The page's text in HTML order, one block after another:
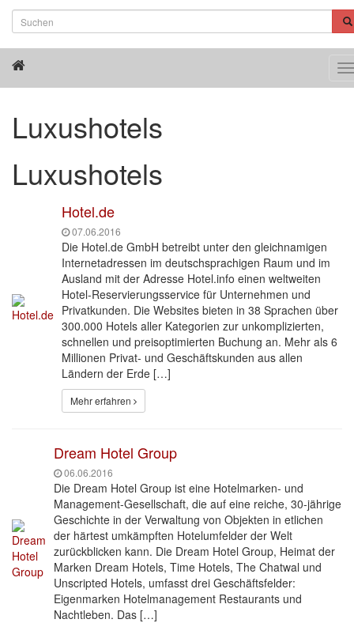
Luxushotels
Luxushotels
Hotel.de
07.06.2016
Die Hotel.de GmbH betreibt unter den gleichnamigen
Internetadressen im deutschsprachigen Raum und im
Ausland mit der Adresse Hotel.info einen weltweiten
Hotel-Reservierungsservice für Unternehmen und
Privatkunden. Die Websites bieten in 38 Sprachen über
300.000 Hotels aller Kategorien zur unkomplizierten,
schnellen und preisoptimierten Buchung an. Mehr als 6
Millionen Privat- und Geschäftskunden aus allen
Ländern der Erde […]
Mehr erfahren
Dream Hotel Group
06.06.2016
Die Dream Hotel Group ist eine Hotelmarken- und
Management-Gesellschaft, die auf eine reiche, 30-jährige
Geschichte in der Verwaltung von Objekten in etlichen
der härtest umkämpften Hotelumfelder der Welt
zurückblicken kann. Die Dream Hotel Group, Heimat der
Marken Dream Hotels, Time Hotels, The Chatwal und
Unscripted Hotels, umfasst drei Geschäftsfelder:
Eigenmarken Hotelmanagement Restaurants und
Nachtleben. Das […]